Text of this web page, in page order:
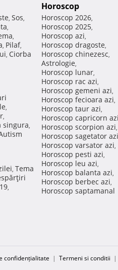
, Sos,
,
,
, Pilaf,
, Ciorba
,
,
singura,
, Tema
,
Horoscop
Horoscop 2026,
Horoscop 2025,
Horoscop azi,
Horoscop dragoste,
Horoscop chinezesc,
Astrologie,
Horoscop lunar,
Horoscop rac azi,
Horoscop gemeni azi,
Horoscop fecioara azi,
Horoscop taur azi,
Horoscop capricorn azi
Horoscop scorpion azi,
Horoscop sagetator azi
Horoscop varsator azi,
Horoscop pesti azi,
Horoscop leu azi,
Horoscop balanta azi,
Horoscop berbec azi,
Horoscop saptamanal
confidențialitate | Termeni si conditii |